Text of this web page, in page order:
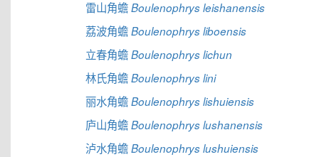
雷山角蟾Boulenophrys leishanensis
荔波角蟾Boulenophrys liboensis
立春角蟾Boulenophrys lichun
林氏角蟾Boulenophrys lini
丽水角蟾Boulenophrys lishuiensis
庐山角蟾Boulenophrys lushanensis
泸水角蟾Boulenophrys lushuiensis